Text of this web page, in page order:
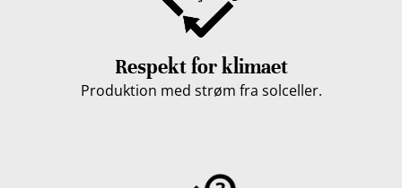
Respekt for klimaet
Produktion med strøm fra solceller.